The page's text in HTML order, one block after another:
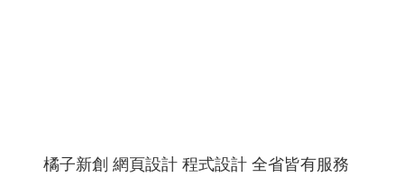
橘子新創 網頁設計 程式設計 全省皆有服務